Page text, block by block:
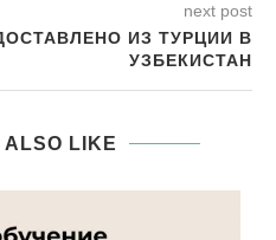
next post
ИЗ ТУРЦИИ В
УЗБЕКИСТАН
ALSO LIKE